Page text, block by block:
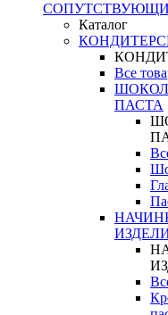
Каталог
Все
ПАСТА